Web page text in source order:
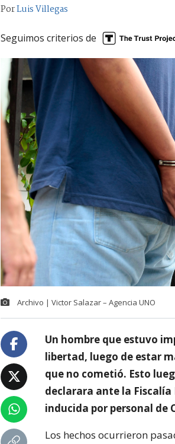
PorLuis Villegas
Seguimos criterios de
Archivo | Victor Salazar – Agencia UNO
Un hombre que estuvo
libertad, luego de estar
que no cometió. Esto
declarara ante la
inducida por personal de
Los hechos ocurrieron